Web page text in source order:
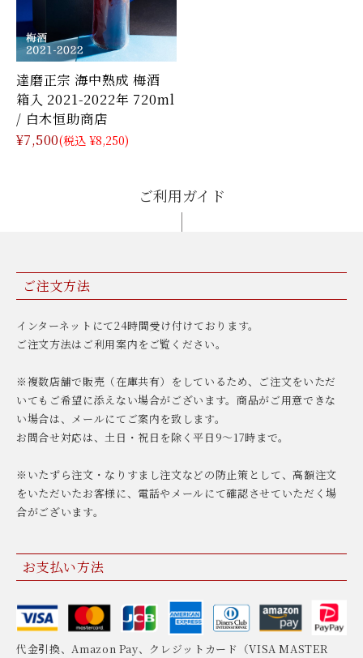
達磨正宗 海中熟成 梅酒
箱入 2021-2022年 720ml
/ 白木恒助商店
¥7,500(税込 ¥8,250)
ご利用ガイド
ご注文方法
インターネットにて24時間受け付けております。
ご注文方法はご利用案内をご覧ください。
※複数店舗で販売（在庫共有）をしているため、ご注文をいただ
いてもご希望に添えない場合がございます。商品がご用意できな
い場合は、メールにてご案内を致します。
お問合せ対応は、土日・祝日を除く平日9〜17時まで。
※いたずら注文・なりすまし注文などの防止策として、高額注文
をいただいたお客様に、電話やメールにて確認させていただく場
合がございます。
お支払い方法
代金引換、Amazon Pay、クレジットカード（VISA MASTER